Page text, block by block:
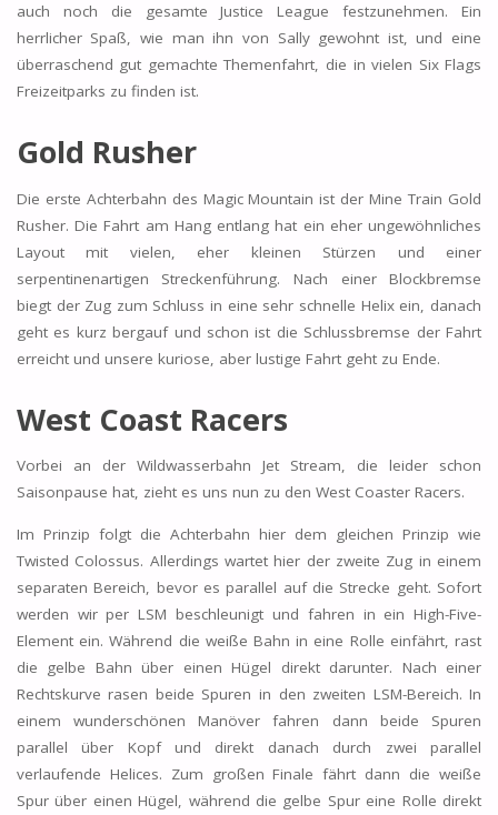
auch noch die gesamte Justice League festzunehmen. Ein
herrlicher Spaß, wie man ihn von Sally gewohnt ist, und eine
überraschend gut gemachte Themenfahrt, die in vielen Six Flags
Freizeitparks zu finden ist.
Gold Rusher
Die erste Achterbahn des Magic Mountain ist der Mine Train Gold
Rusher. Die Fahrt am Hang entlang hat ein eher ungewöhnliches
Layout mit vielen, eher kleinen Stürzen und einer
serpentinenartigen Streckenführung. Nach einer Blockbremse
biegt der Zug zum Schluss in eine sehr schnelle Helix ein, danach
geht es kurz bergauf und schon ist die Schlussbremse der Fahrt
erreicht und unsere kuriose, aber lustige Fahrt geht zu Ende.
West Coast Racers
Vorbei an der Wildwasserbahn Jet Stream, die leider schon
Saisonpause hat, zieht es uns nun zu den West Coaster Racers.
Im Prinzip folgt die Achterbahn hier dem gleichen Prinzip wie
Twisted Colossus. Allerdings wartet hier der zweite Zug in einem
separaten Bereich, bevor es parallel auf die Strecke geht. Sofort
werden wir per LSM beschleunigt und fahren in ein High-Five-
Element ein. Während die weiße Bahn in eine Rolle einfährt, rast
die gelbe Bahn über einen Hügel direkt darunter. Nach einer
Rechtskurve rasen beide Spuren in den zweiten LSM-Bereich. In
einem wunderschönen Manöver fahren dann beide Spuren
parallel über Kopf und direkt danach durch zwei parallel
verlaufende Helices. Zum großen Finale fährt dann die weiße
Spur über einen Hügel, während die gelbe Spur eine Rolle direkt